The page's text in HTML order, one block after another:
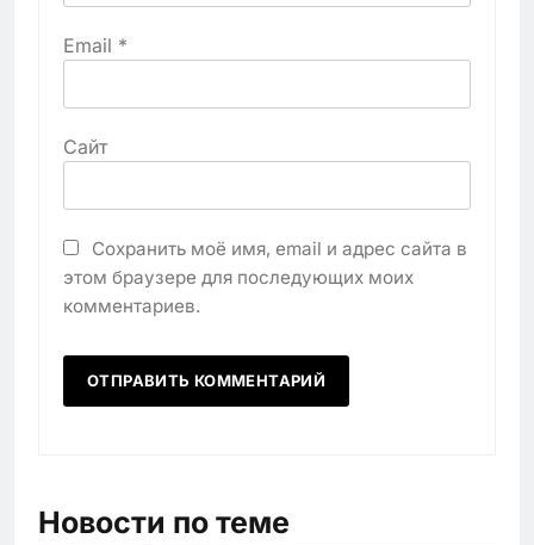
Email *
Сайт
Сохранить моё имя, email и адрес сайта в
этом браузере для последующих моих
комментариев.
Новости по теме